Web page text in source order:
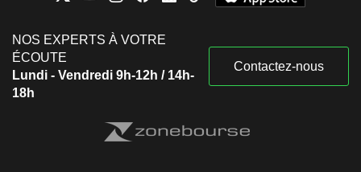
NOS EXPERTS À VOTRE
ÉCOUTE
Lundi - Vendredi 9h-12h / 14h-
18h
Contactez-nous